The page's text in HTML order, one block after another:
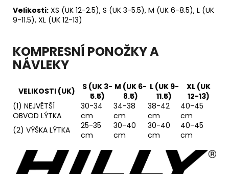
Velikosti: XS (UK 12-2.5), S (UK 3-5.5), M (UK 6-8.5), L (UK
9-11.5), XL (UK 12-13)
KOMPRESNÍ PONOŽKY A
NÁVLEKY
VELIKOSTI (UK)
S (UK 3-
5.5)
M (UK 6-
8.5)
L (UK 9-
11.5)
XL (UK
12-13)
(1) NEJVĚTŠÍ
OBVOD LÝTKA
30-34
cm
34-38
cm
38-42
cm
40-45
cm
(2) VÝŠKA LÝTKA
25-35
cm
30-40
cm
30-40
cm
40-45
cm